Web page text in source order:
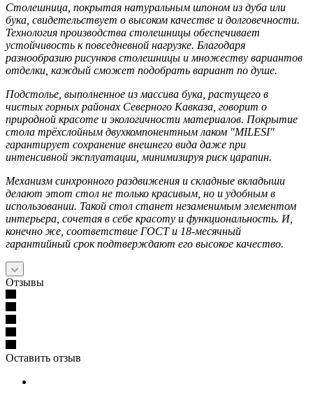
Столешница, покрытая натуральным шпоном из дуба или
бука, свидетельствует о высоком качестве и долговечности.
Технология производства столешницы обеспечивает
устойчивость к повседневной нагрузке. Благодаря
разнообразию рисунков столешницы и множеству вариантов
отделки, каждый сможет подобрать вариант по душе.
Подстолье, выполненное из массива бука, растущего в
чистых горных районах Северного Кавказа, говорит о
природной красоте и экологичности материалов. Покрытие
стола трёхслойным двухкомпонентным лаком "MILESI"
гарантирует сохранение внешнего вида даже при
интенсивной эксплуатации, минимизируя риск царапин.
Механизм синхронного раздвижения и складные вкладыши
делают этот стол не только красивым, но и удобным в
использовании. Такой стол станет незаменимым элементом
интерьера, сочетая в себе красоту и функциональность. И,
конечно же, соответствие ГОСТ и 18-месячный
гарантийный срок подтверждают его высокое качество.
Отзывы
Оставить отзыв